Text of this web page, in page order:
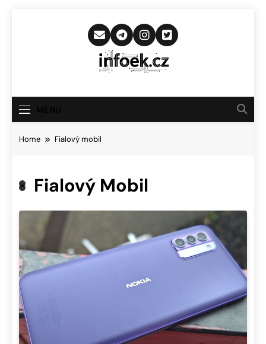
Infoek.cz
Novinkám
Home Fialový mobil
Fialový Mobil